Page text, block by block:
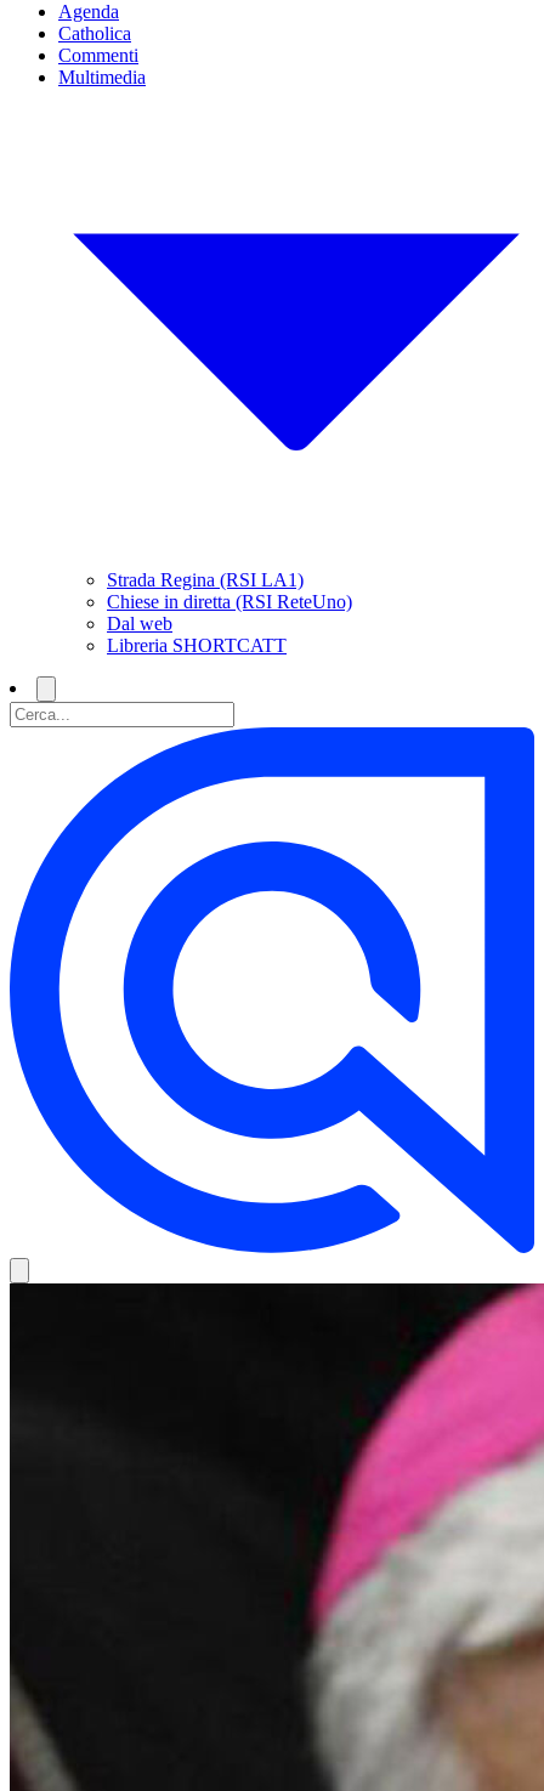
Agenda
Catholica
Commenti
Multimedia
Strada Regina (RSI LA1)
Chiese in diretta (RSI ReteUno)
Dal web
Libreria SHORTCATT